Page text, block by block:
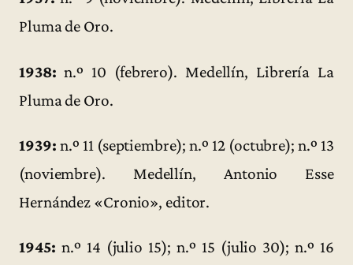
Pluma de Oro.
1938: n.º 10 (febrero). Medellín, Librería La
Pluma de Oro.
1939: n.º 11 (septiembre); n.º 12 (octubre); n.º 13
(noviembre). Medellín, Antonio Esse
Hernández «Cronio», editor.
1945: n.º 14 (julio 15); n.º 15 (julio 30); n.º 16